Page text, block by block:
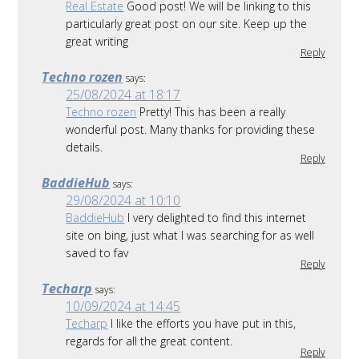
Real Estate Good post! We will be linking to this
particularly great post on our site. Keep up the
great writing
Reply
Techno rozen says:
25/08/2024 at 18:17
Techno rozen Pretty! This has been a really
wonderful post. Many thanks for providing these
details.
Reply
BaddieHub says:
29/08/2024 at 10:10
BaddieHub I very delighted to find this internet
site on bing, just what I was searching for as well
saved to fav
Reply
Techarp says:
10/09/2024 at 14:45
Techarp I like the efforts you have put in this,
regards for all the great content.
Reply